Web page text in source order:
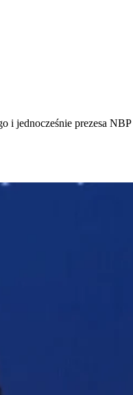
i jednocześnie prezesa